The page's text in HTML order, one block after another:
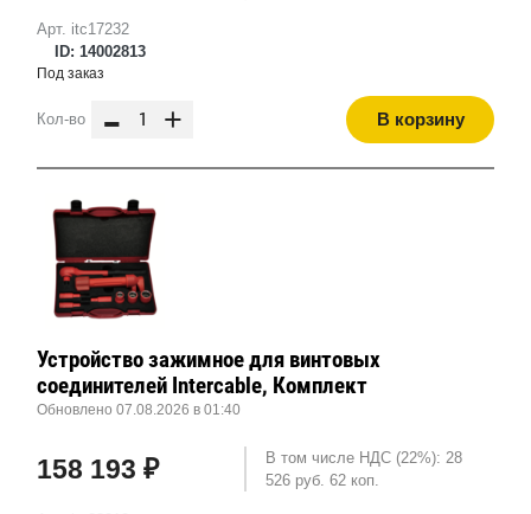
Арт. itc17232
ID: 14002813
Под заказ
Кол-во - + В корзину
Устройство зажимное для винтовых
соединителей Intercable, Комплект
Обновлено 07.08.2026 в 01:40
158 193 ₽
В том числе НДС (22%): 28
526 руб. 62 коп.